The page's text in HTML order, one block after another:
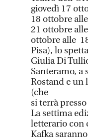
giovedì 17
18 ottobre
21 ottobre
ottobre alle
Pisa), lo
Giulia Di
Santeramo, a
Rostand e
(che
si terrà
La settima
letterario con
Kafka